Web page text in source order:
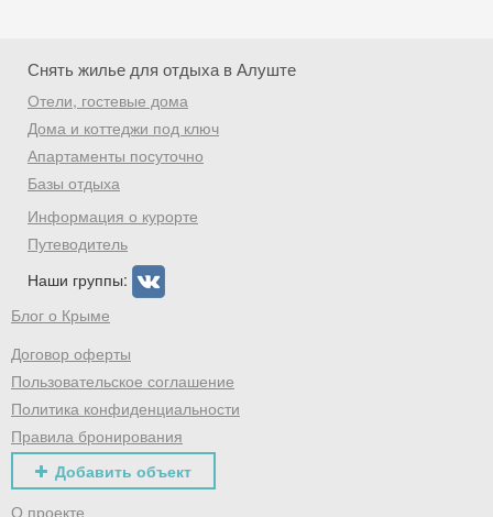
Снять жилье для отдыха в Алуште
Отели, гостевые дома
Дома и коттеджи под ключ
Апартаменты посуточно
Базы отдыха
Информация о курорте
Путеводитель
Наши группы:
Блог о Крыме
Договор оферты
Пользовательское соглашение
Политика конфиденциальности
Правила бронирования
Добавить объект
О проекте
Скидка −5%
промокод на первое бронирование!
Получить промокод